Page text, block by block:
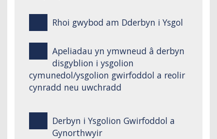
Rhoi gwybod am Dderbyn i Ysgol
Apeliadau yn ymwneud â derbyn
disgyblion i ysgolion
cymunedol/ysgolion gwirfoddol a reolir
cynradd neu uwchradd
Derbyn i Ysgolion Gwirfoddol a
Gynorthwyir